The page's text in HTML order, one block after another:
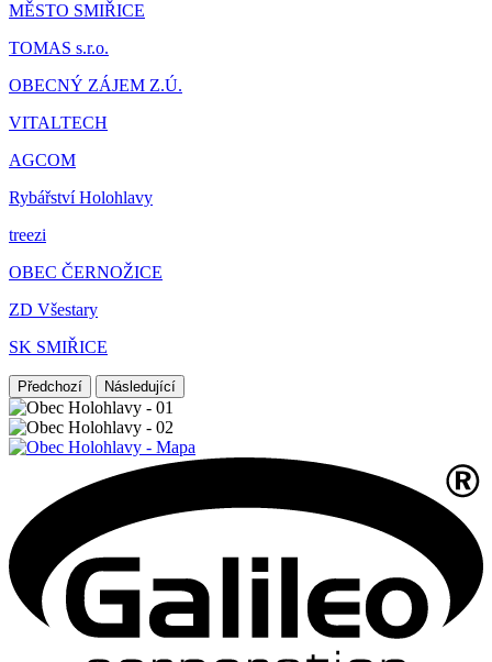
MĚSTO SMIŘICE
TOMAS s.r.o.
OBECNÝ ZÁJEM Z.Ú.
VITALTECH
AGCOM
Rybářství Holohlavy
treezi
OBEC ČERNOŽICE
ZD Všestary
SK SMIŘICE
Předchozí Následující